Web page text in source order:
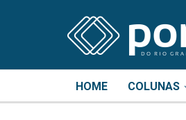
HOME COLUNAS